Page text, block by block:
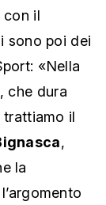
con il
sono poi dei
«Nella
che dura
trattiamo il
,
la